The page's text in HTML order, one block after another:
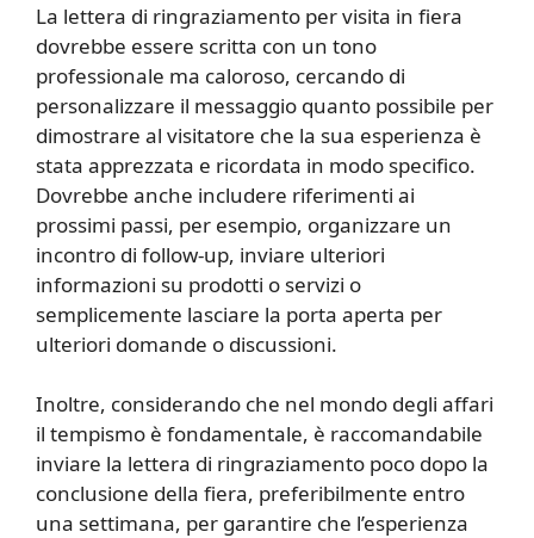
La lettera di ringraziamento per visita in fiera
dovrebbe essere scritta con un tono
professionale ma caloroso, cercando di
personalizzare il messaggio quanto possibile per
dimostrare al visitatore che la sua esperienza è
stata apprezzata e ricordata in modo specifico.
Dovrebbe anche includere riferimenti ai
prossimi passi, per esempio, organizzare un
incontro di follow-up, inviare ulteriori
informazioni su prodotti o servizi o
semplicemente lasciare la porta aperta per
ulteriori domande o discussioni.
Inoltre, considerando che nel mondo degli affari
il tempismo è fondamentale, è raccomandabile
inviare la lettera di ringraziamento poco dopo la
conclusione della fiera, preferibilmente entro
una settimana, per garantire che l’esperienza